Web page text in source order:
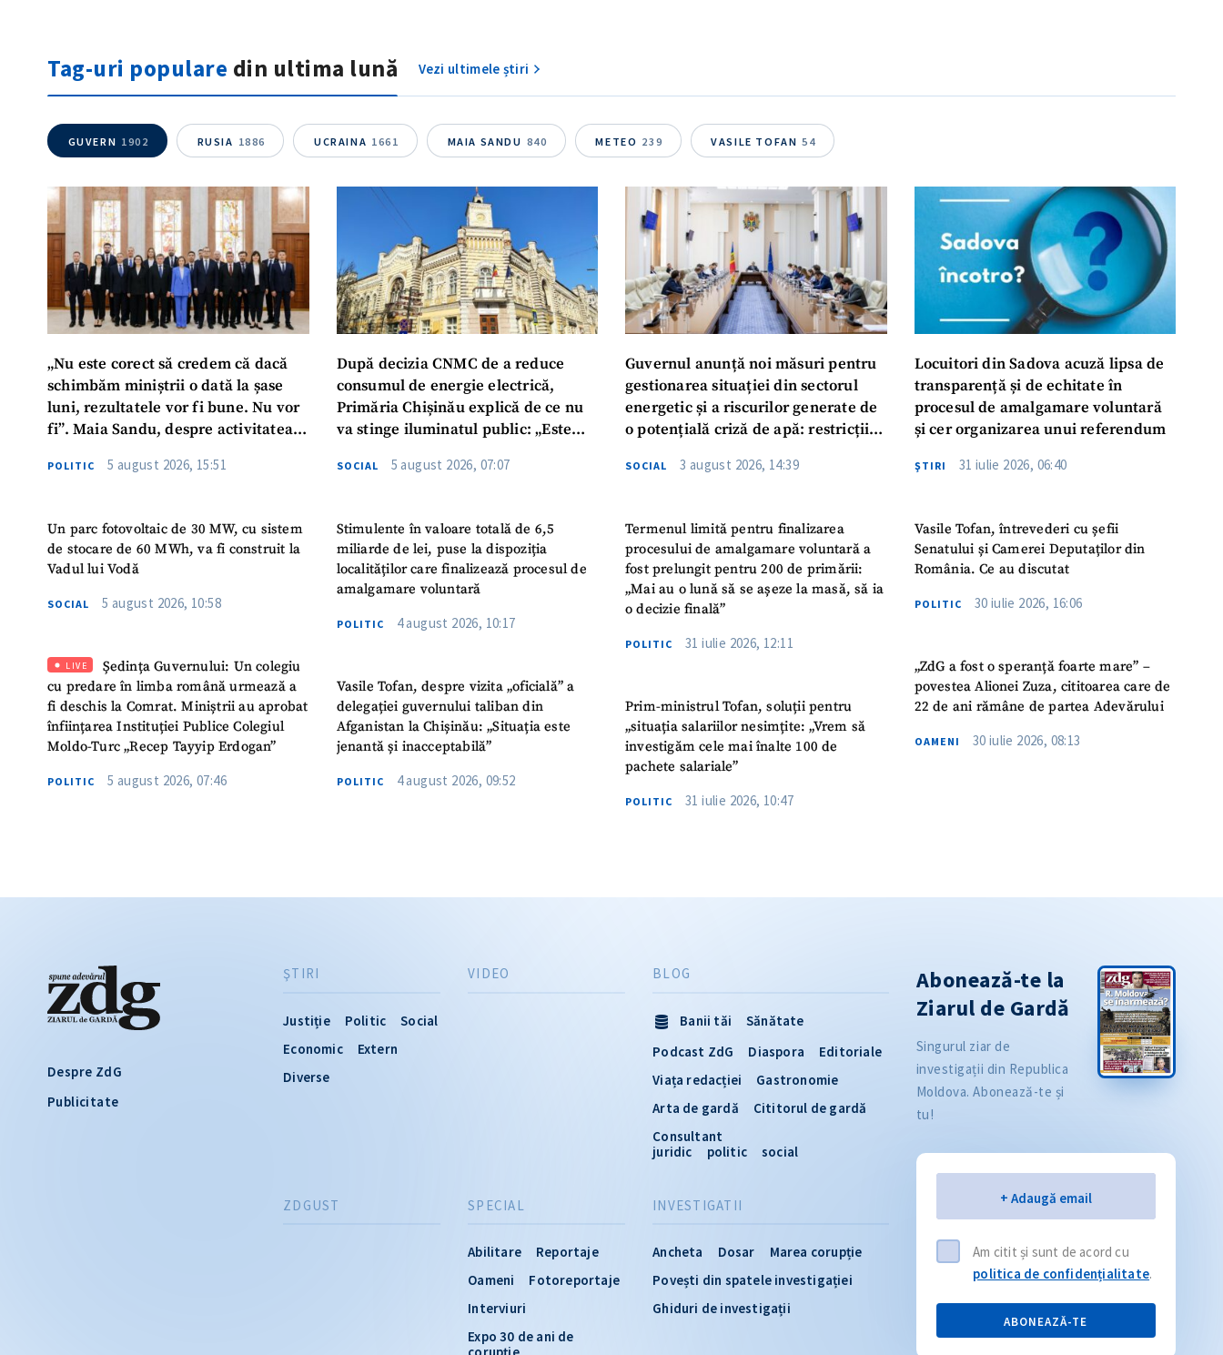
Tag-uri populare din ultima lună Vezi ultimele știri
GUVERN 1902 RUSIA 1886 UCRAINA 1661 MAIA SANDU 840 METEO 239 VASILE TOFAN 54
„Nu este corect să credem că dacă
schimbăm miniștrii o dată la șase
luni, rezultatele vor fi bune. Nu vor
fi”. Maia Sandu, despre activitatea
POLITIC 5 august 2026, 15:51
Un parc fotovoltaic de 30 MW, cu sistem
de stocare de 60 MWh, va fi construit la
Vadul lui Vodă
SOCIAL 5 august 2026, 10:58
LIVE
Ședința Guvernului: Un colegiu
cu predare în limba română urmează a
fi deschis la Comrat. Miniștrii au aprobat
înființarea Instituției Publice Colegiul
Moldo-Turc „Recep Tayyip Erdogan”
POLITIC 5 august 2026, 07:46
După decizia CNMC de a reduce
consumul de energie electrică,
Primăria Chișinău explică de ce nu
va stinge iluminatul public: „Este
SOCIAL 5 august 2026, 07:07
Stimulente în valoare totală de 6,5
miliarde de lei, puse la dispoziția
localităților care finalizează procesul de
amalgamare voluntară
POLITIC 4 august 2026, 10:17
Vasile Tofan, despre vizita „oficială” a
delegației guvernului taliban din
Afganistan la Chișinău: „Situația este
jenantă și inacceptabilă”
POLITIC 4 august 2026, 09:52
Guvernul anunță noi măsuri pentru
gestionarea situației din sectorul
energetic și a riscurilor generate de
o potențială criză de apă: restricții
SOCIAL 3 august 2026, 14:39
Termenul limită pentru finalizarea
procesului de amalgamare voluntară a
fost prelungit pentru 200 de primării:
„Mai au o lună să se așeze la masă, să ia
o decizie finală”
POLITIC 31 iulie 2026, 12:11
Prim-ministrul Tofan, soluții pentru
„situația salariilor nesimțite: „Vrem să
investigăm cele mai înalte 100 de
pachete salariale”
POLITIC 31 iulie 2026, 10:47
Locuitori din Sadova acuză lipsa de
transparență și de echitate în
procesul de amalgamare voluntară
și cer organizarea unui referendum
ŞTIRI 31 iulie 2026, 06:40
Vasile Tofan, întrevederi cu șefii
Senatului și Camerei Deputaților din
România. Ce au discutat
POLITIC 30 iulie 2026, 16:06
„ZdG a fost o speranță foarte mare” –
povestea Alionei Zuza, cititoarea care de
22 de ani rămâne de partea Adevărului
OAMENI 30 iulie 2026, 08:13
Despre ZdG
Publicitate
ŞTIRI
Justiție Politic
Social
Economic
Extern
Diverse
INVESTIGATII
Ancheta Dosar
Marea corupție
Povești din spatele investigației
Ghiduri de investigații
VIDEO
SPECIAL
Abilitare
Reportaje
Oameni
Fotoreportaje
Interviuri
Expo 30 de ani de
BLOG
Banii tăi
Sănătate
Podcast ZdG
Diaspora
Editoriale
Viața redacției
Gastronomie
Arta de gardă
Cititorul de gardă
Consultant
juridic
politic social
ZDGUST
Abonează-te la
Ziarul de Gardă
Singurul ziar de
investigații din Republica
Moldova. Abonează-te și
tu!
+ Adaugă email
Am citit și sunt de acord cu
politica de confidențialitate.
ABONEAZĂ-TE
+ Mesajul știrei
Telefon + Telefon personal
Am citit și sunt de acord cupolitica de
confidențialitate.
TRIMITE ȘTIREA